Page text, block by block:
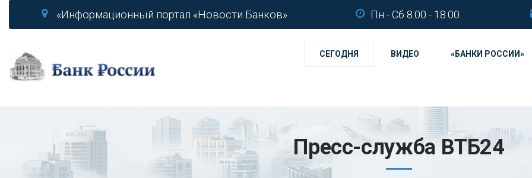
«Информационный портал «Новости Банков» Пн - Сб 8.00 - 18.00.
СЕГОДНЯ ВИДЕО «БАНКИ РОССИИ»
Пресс-служба ВТБ24